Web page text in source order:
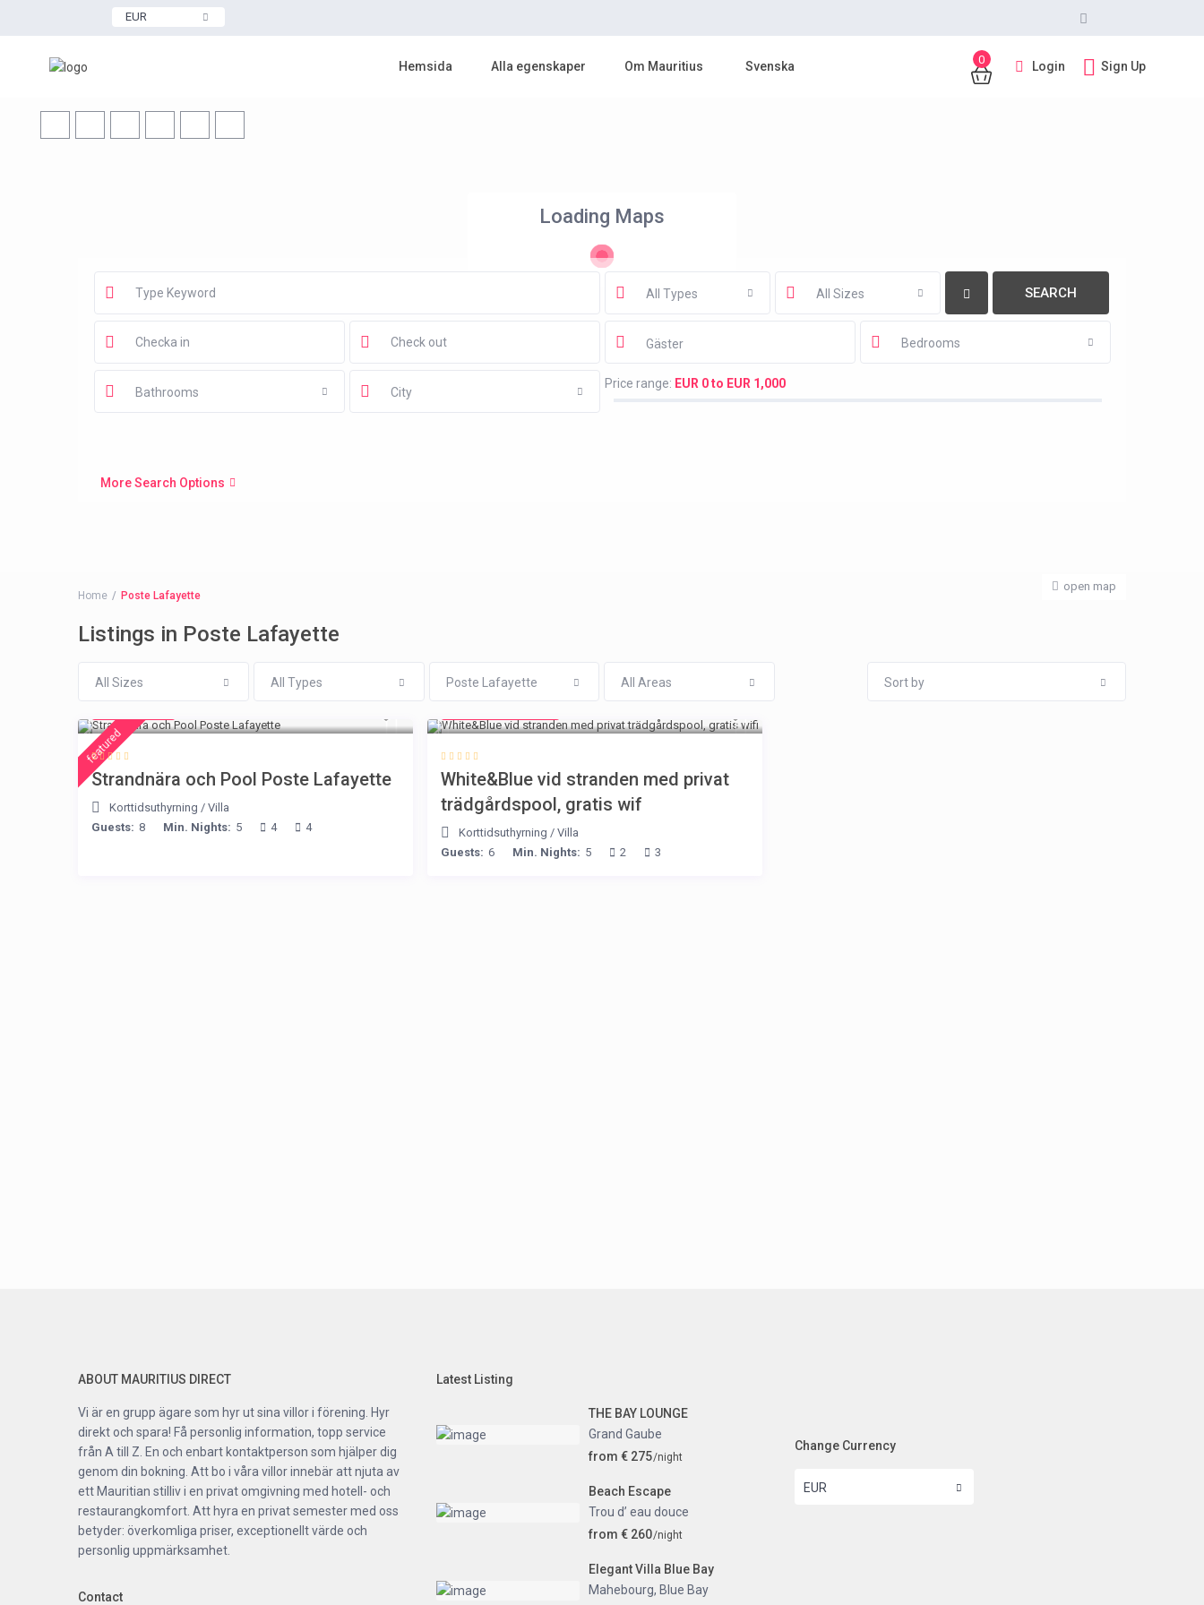
EUR
0 Login Sign Up
Hemsida Alla egenskaper Om Mauritius Svenska
Loading Maps
open map
All Types All Sizes
Gäster Bedrooms
Bathrooms City
Price range: EUR 0 to EUR 1,000
More Search Options
Home Poste Lafayette
Listings in Poste Lafayette
All Sizes All Types Poste Lafayette All Areas Sort by
featured
Strandnära och Pool Poste Lafayette
Korttidsuthyrning / Villa
Guests: 8 Min. Nights: 5 4 4
White&Blue vid stranden med privat
trädgårdspool, gratis wif
Korttidsuthyrning / Villa
Guests: 6 Min. Nights: 5 2 3
ABOUT MAURITIUS DIRECT
Vi är en grupp ägare som hyr ut sina villor i förening. Hyr
direkt och spara! Få personlig information, topp service
från A till Z. En och enbart kontaktperson som hjälper dig
genom din bokning. Att bo i våra villor innebär att njuta av
ett Mauritian stilliv i en privat omgivning med hotell- och
restaurangkomfort. Att hyra en privat semester med oss
betyder: överkomliga priser, exceptionellt värde och
personlig uppmärksamhet.
Contact
Latest Listing
THE BAY LOUNGE
Grand Gaube
from € 275/night
Beach Escape
Trou d’ eau douce
from € 260/night
Elegant Villa Blue Bay
Mahebourg, Blue Bay
Change Currency
EUR